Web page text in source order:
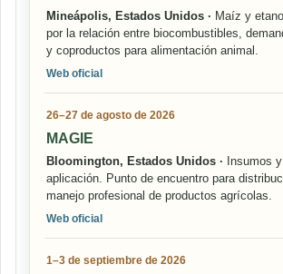
Mineápolis, Estados Unidos · Maíz y
por la relación entre biocombustibles,
y coproductos para alimentación animal.
Web oficial
26–27 de agosto de 2026
MAGIE
Bloomington, Estados Unidos · Insumos
aplicación. Punto de encuentro para
manejo profesional de productos agrícolas.
Web oficial
1–3 de septiembre de 2026